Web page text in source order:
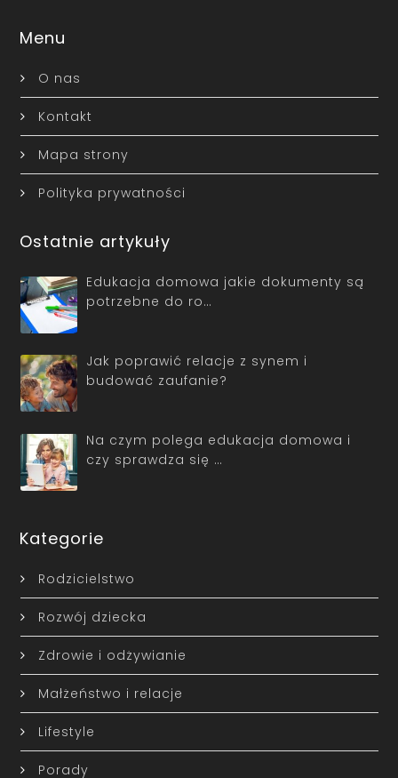
Menu
O nas
Kontakt
Mapa strony
Polityka prywatności
Ostatnie artykuły
Edukacja domowa jakie dokumenty są
potrzebne do ro…
Jak poprawić relacje z synem i
budować zaufanie?
Na czym polega edukacja domowa i
czy sprawdza się …
Kategorie
Rodzicielstwo
Rozwój dziecka
Zdrowie i odżywianie
Małżeństwo i relacje
Lifestyle
Porady